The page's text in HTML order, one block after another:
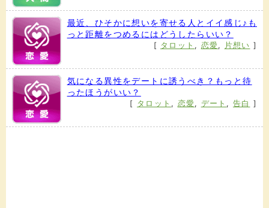
最近、ひそかに想いを寄せる人とイイ感じ♪も
っと距離をつめるにはどうしたらいい？
[ タロット , 恋愛, 片想い ]
気になる異性をデートに誘うべき？もっと待
ったほうがいい？
[ タロット , 恋愛, デート , 告白 ]